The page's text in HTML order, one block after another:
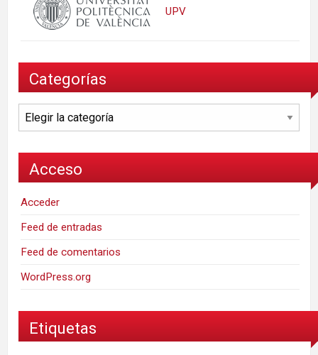
UPV
Categorías
Categorías
Acceso
Acceder
Feed de entradas
Feed de comentarios
WordPress.org
Etiquetas